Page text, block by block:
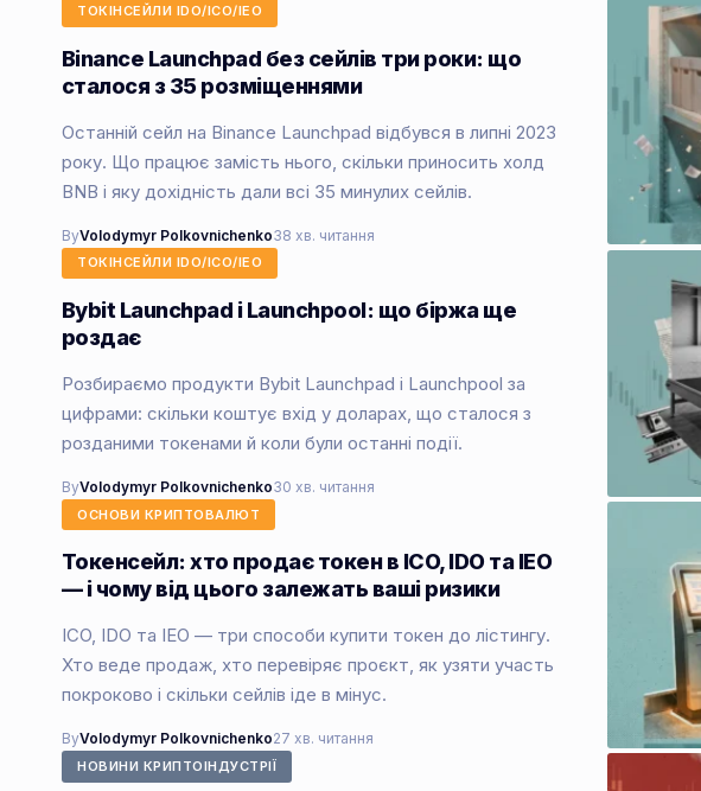
ТОКІНСЕЙЛИ IDO/ICO/IEO
Binance Launchpad без сейлів три роки: що
сталося з 35 розміщеннями
Останній сейл на Binance Launchpad відбувся в липні 2023
року. Що працює замість нього, скільки приносить холд
BNB і яку дохідність дали всі 35 минулих сейлів.
ByVolodymyr Polkovnichenko38 хв. читання
ТОКІНСЕЙЛИ IDO/ICO/IEO
Bybit Launchpad і Launchpool: що біржа ще
роздає
Розбираємо продукти Bybit Launchpad і Launchpool за
цифрами: скільки коштує вхід у доларах, що сталося з
розданими токенами й коли були останні події.
ByVolodymyr Polkovnichenko30 хв. читання
ОСНОВИ КРИПТОВАЛЮТ
Токенсейл: хто продає токен в ICO, IDO та IEO
— і чому від цього залежать ваші ризики
ICO, IDO та IEO — три способи купити токен до лістингу.
Хто веде продаж, хто перевіряє проєкт, як узяти участь
покроково і скільки сейлів іде в мінус.
ByVolodymyr Polkovnichenko27 хв. читання
НОВИНИ КРИПТОІНДУСТРІЇ